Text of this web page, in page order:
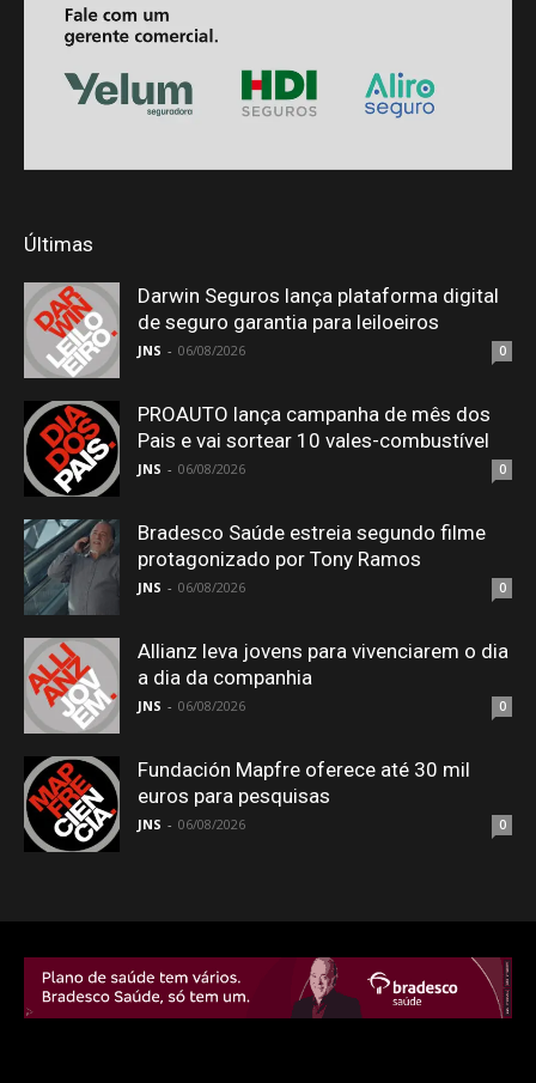
Últimas
Darwin Seguros lança plataforma digital
de seguro garantia para leiloeiros
JNS - 06/08/2026 0
PROAUTO lança campanha de mês dos
Pais e vai sortear 10 vales-combustível
JNS - 06/08/2026 0
Bradesco Saúde estreia segundo filme
protagonizado por Tony Ramos
JNS - 06/08/2026 0
Allianz leva jovens para vivenciarem o dia
a dia da companhia
JNS - 06/08/2026 0
Fundación Mapfre oferece até 30 mil
euros para pesquisas
JNS - 06/08/2026 0